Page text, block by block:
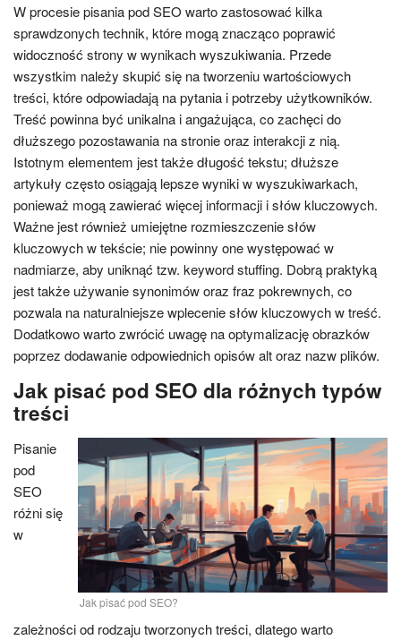
W procesie pisania pod SEO warto zastosować kilka
sprawdzonych technik, które mogą znacząco poprawić
widoczność strony w wynikach wyszukiwania. Przede
wszystkim należy skupić się na tworzeniu wartościowych
treści, które odpowiadają na pytania i potrzeby użytkowników.
Treść powinna być unikalna i angażująca, co zachęci do
dłuższego pozostawania na stronie oraz interakcji z nią.
Istotnym elementem jest także długość tekstu; dłuższe
artykuły często osiągają lepsze wyniki w wyszukiwarkach,
ponieważ mogą zawierać więcej informacji i słów kluczowych.
Ważne jest również umiejętne rozmieszczenie słów
kluczowych w tekście; nie powinny one występować w
nadmiarze, aby uniknąć tzw. keyword stuffing. Dobrą praktyką
jest także używanie synonimów oraz fraz pokrewnych, co
pozwala na naturalniejsze wplecenie słów kluczowych w treść.
Dodatkowo warto zwrócić uwagę na optymalizację obrazków
poprzez dodawanie odpowiednich opisów alt oraz nazw plików.
Jak pisać pod SEO dla różnych typów
treści
Jak pisać pod SEO?
Pisanie
pod
SEO
różni się
w
zależności od rodzaju tworzonych treści, dlatego warto